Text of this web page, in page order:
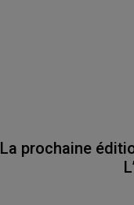
La prochaine